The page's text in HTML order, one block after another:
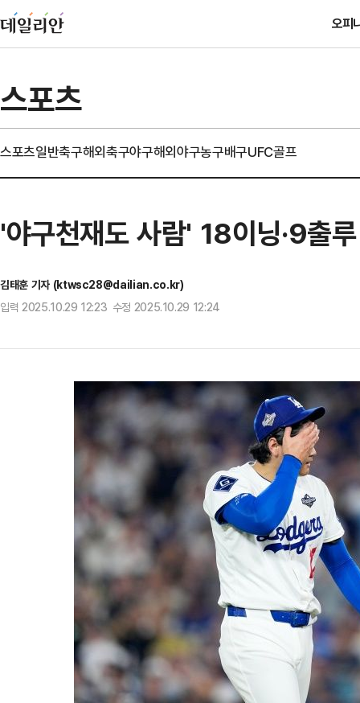
오피
스포츠
스포츠일반축구해외축구야구해외야구농구배구UFC골프
'야구천재도 사람' 18이닝·9출
김태훈 기자 (ktwsc28@dailian.co.kr)
입력 2025.10.29 12:23 수정 2025.10.29 12:24